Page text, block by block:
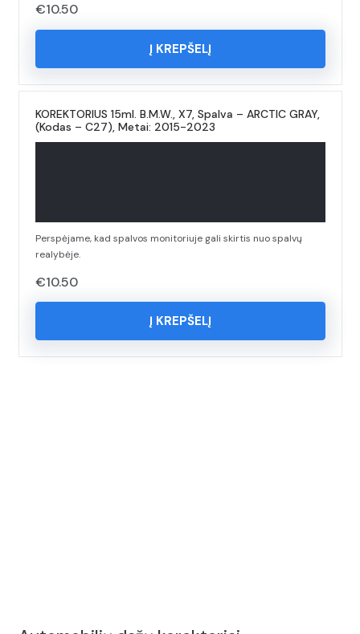
€10.50
Į KREPŠELĮ
KOREKTORIUS 15ml. B.M.W., X7, Spalva – ARCTIC GRAY,
(Kodas – C27), Metai: 2015-2023
Perspėjame, kad spalvos monitoriuje gali skirtis nuo spalvų
realybėje.
€10.50
Į KREPŠELĮ